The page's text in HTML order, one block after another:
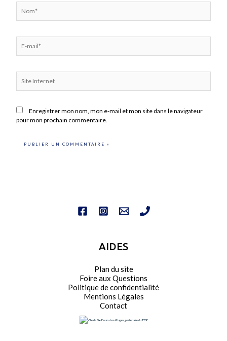
mail*
Internet
Enregistrer mon nom, mon e-mail et mon site dans le navigateur
pour mon prochain commentaire.
AIDES
Plan du site
Foire aux Questions
Politique de confidentialité
Mentions Légales
Contact